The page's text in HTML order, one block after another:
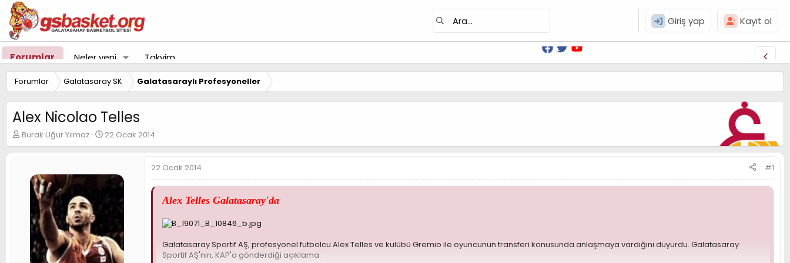
Giriş yap Kayıt ol
Forumlar Neler yeni Takvim
Forumlar Galatasaray SK Galatasaraylı Profesyoneller
Alex Nicolao Telles
K
o
Burak Uğur Yılmaz
B
a
a
n
g
a
r
22 Ocak 2014
22 Ocak 2014 #1
Alex Telles Galatasaray'da
Galatasaray Sportif AŞ, profesyonel futbolcu Alex Telles ve kulübü Gremio ile oyuncunun transferi konusunda anlaşmaya vardığını duyurdu. Galatasaray
Sportif AŞ'nin, KAP'a gönderdiği açıklama: